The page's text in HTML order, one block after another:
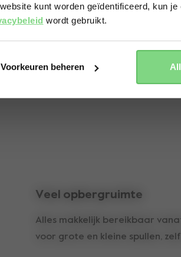
kunt worden geïdentificeerd, kun
wordt gebruikt.
Voorkeuren beheren
features
Veel opbergruimte
Alles makkelijk bereikbaar
voor grote en kleine spullen,
No, stay here
there